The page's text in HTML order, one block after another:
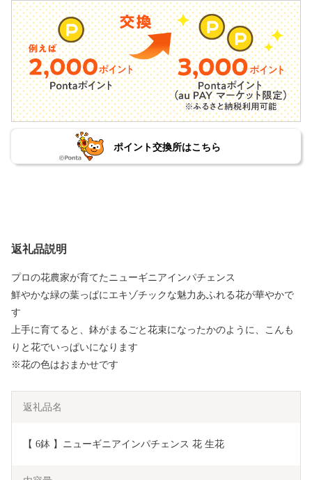
ポイント交換所はこちら
返礼品説明
プロの花農家が育てたニューギニアインパチェンス
鮮やかな緑の葉っぱにエキゾチックな魅力あふれる花が華やかで
す
上手に育てると、鉢がまるごと花束になったかのように、こんも
りと花でいっぱいになります
※花の色はおまかせです
返礼品名
【 6鉢 】ニューギニアインパチェンス 花 生花